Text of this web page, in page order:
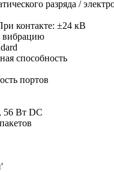
разряда /
контакте: ±24 кВ
вибрацию
способность
портов
56 Вт DC